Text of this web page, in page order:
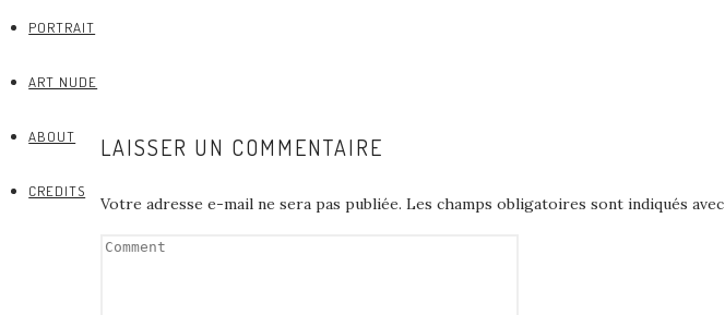
PORTRAIT
ART NUDE
ABOUT
CREDITS
LAISSER UN COMMENTAIRE
Votre adresse e-mail ne sera pas publiée. Les champs obligatoires sont indiqués avec